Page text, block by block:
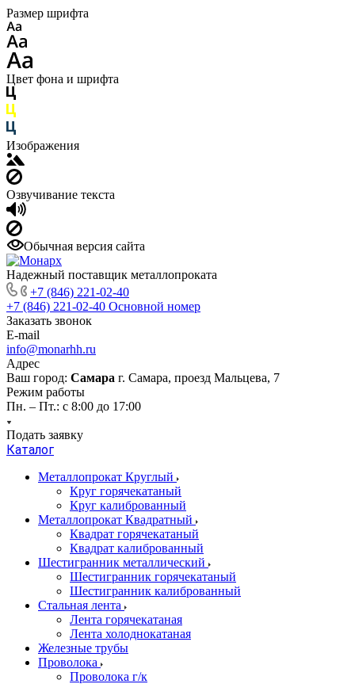
Размер шрифта
Цвет фона и шрифта
Изображения
Озвучивание текста
Обычная версия сайта
Надежный поставщик металлопроката
+7 (846) 221-02-40
+7 (846) 221-02-40 Основной номер
Заказать звонок
E-mail
info@monarhh.ru
Адрес
Ваш город: Самара г. Самара, проезд Мальцева, 7
Режим работы
Пн. – Пт.: с 8:00 до 17:00
Подать заявку
Каталог
Металлопрокат Круглый
Круг горячекатаный
Круг калиброванный
Металлопрокат Квадратный
Квадрат горячекатаный
Квадрат калиброванный
Шестигранник металлический
Шестигранник горячекатаный
Шестигранник калиброванный
Стальная лента
Лента горячекатаная
Лента холоднокатаная
Железные трубы
Проволока
Проволока г/к